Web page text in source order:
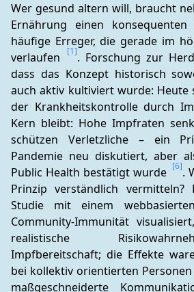
Wer gesund altern will, braucht
Ernährung einen
häufige Erreger, die gerade im
verlaufen
[1]. Forschung zur
dass das Konzept historisch
auch aktiv kultiviert wurde: Heute
der Krankheitskontrolle durch
Kern bleibt: Hohe Impfraten
schützen Verletzliche – ein
Pandemie neu diskutiert, aber
Public Health bestätigt wurde [6].
Prinzip verständlich vermitteln?
Studie mit einem
Community-Immunität
realistische
Impfbereitschaft; die Effekte
bei kollektiv orientierten
maßgeschneiderte